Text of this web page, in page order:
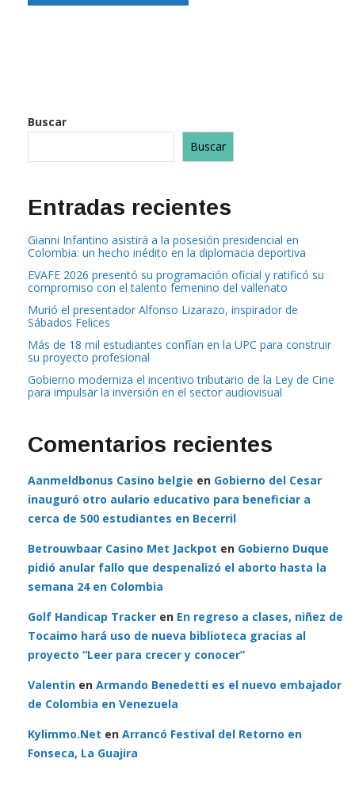
Buscar
Buscar
Entradas recientes
Gianni Infantino asistirá a la posesión presidencial en
Colombia: un hecho inédito en la diplomacia deportiva
EVAFE 2026 presentó su programación oficial y ratificó su
compromiso con el talento femenino del vallenato
Murió el presentador Alfonso Lizarazo, inspirador de
Sábados Felices
Más de 18 mil estudiantes confían en la UPC para construir
su proyecto profesional
Gobierno moderniza el incentivo tributario de la Ley de Cine
para impulsar la inversión en el sector audiovisual
Comentarios recientes
Aanmeldbonus Casino belgie en Gobierno del Cesar
inauguró otro aulario educativo para beneficiar a
cerca de 500 estudiantes en Becerril
Betrouwbaar Casino Met Jackpot en Gobierno Duque
pidió anular fallo que despenalizó el aborto hasta la
semana 24 en Colombia
Golf Handicap Tracker en En regreso a clases, niñez de
Tocaimo hará uso de nueva biblioteca gracias al
proyecto “Leer para crecer y conocer”
Valentin en Armando Benedetti es el nuevo embajador
de Colombia en Venezuela
Kylimmo.Net en Arrancó Festival del Retorno en
Fonseca, La Guajira